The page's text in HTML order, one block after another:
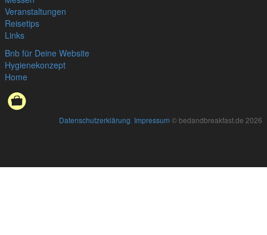
Veranstaltungen
Reisetips
Links
Bnb für Deine Website
Hygienekonzept
Home
Datenschutzerklärung Impressum © bedandbreakfast.de 2026